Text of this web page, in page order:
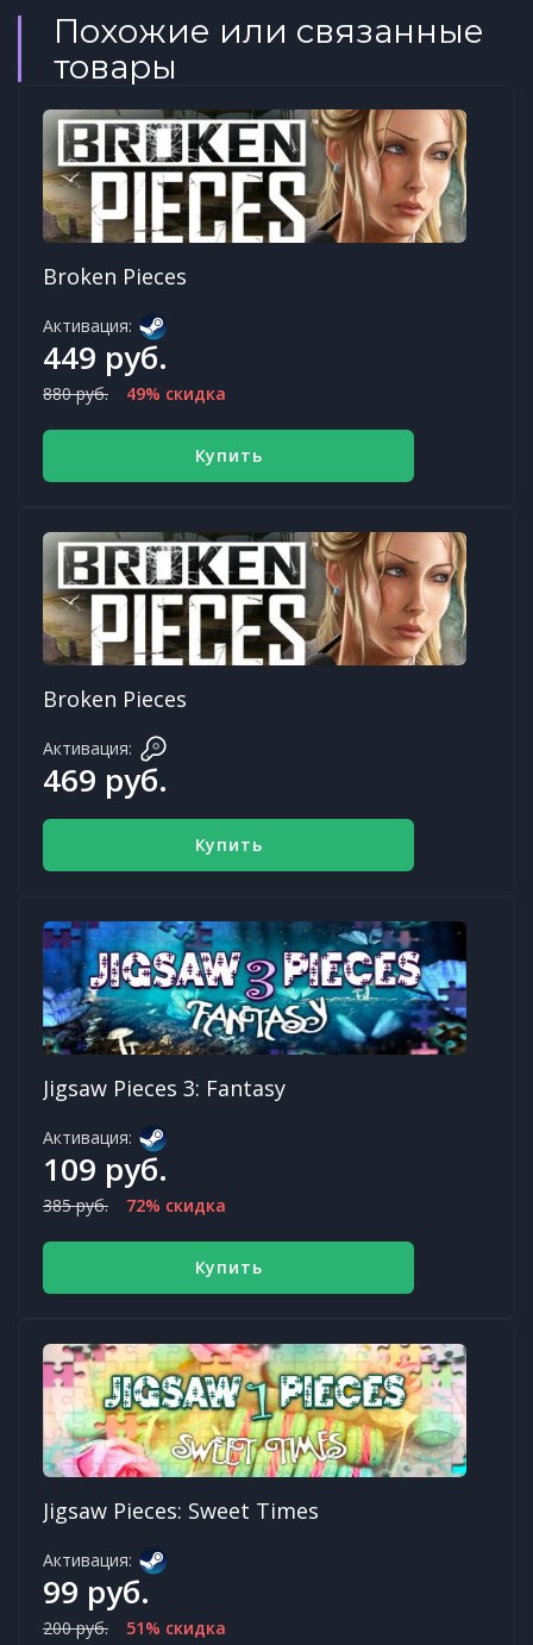
Похожие или связанные
товары
Broken Pieces
Активация:
449 руб.
880 руб. 49% скидка
Купить
Broken Pieces
Активация:
469 руб.
Купить
Jigsaw Pieces 3: Fantasy
Активация:
109 руб.
385 руб. 72% скидка
Купить
Jigsaw Pieces: Sweet Times
Активация:
99 руб.
200 руб. 51% скидка